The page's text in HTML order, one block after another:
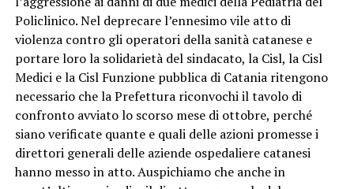
Policlinico. Nel deprecare l’ennesimo vile atto di
violenza contro gli operatori della sanità catanese e
portare loro la solidarietà del sindacato, la Cisl, la Cisl
Medici e la Cisl Funzione pubblica di Catania ritengono
necessario che la Prefettura riconvochi il tavolo di
confronto avviato lo scorso mese di ottobre, perché
siano verificate quante e quali delle azioni promesse i
direttori generali delle aziende ospedaliere catanesi
hanno messo in atto. Auspichiamo che anche in